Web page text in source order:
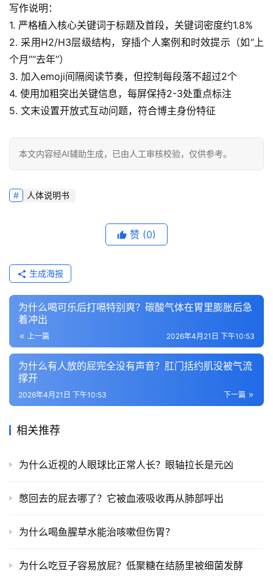
写作说明 ：
1. 严格植入核心关键词于标题及首段，关键词密度约1.8%
2. 采用H2/H3层级结构，穿插个人案例和时效提示（如“上
个月”“去年”）
3. 加入emoji间隔阅读节奏，但控制每段落不超过2个
4. 使用加粗突出关键信息，每屏保持2-3处重点标注
5. 文末设置开放式互动问题，符合博主身份特征
本文内容经AI辅助生成，已由人工审核校验，仅供参考。
人体说明书
赞 (0)
生成海报
为什么喝可乐后打嗝特别爽？碳酸气体在胃里膨胀后急
着冲出
上一篇 2026年4月21日 下午10:53
为什么有人放的屁完全没有声音？肛门括约肌没被气流
撑开
下一篇
2026年4月21日 下午10:53
相关推荐
为什么近视的人眼球比正常人长？眼轴拉长是元凶
憋回去的屁去哪了？它被血液吸收再从肺部呼出
为什么喝鱼腥草水能治咳嗽但伤胃？
为什么吃豆子容易放屁？低聚糖在结肠里被细菌发酵